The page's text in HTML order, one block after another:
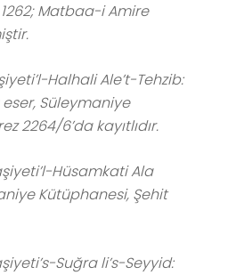
Matbaa-i Amire
Halhali Ale’t-Tehzib:
Süleymaniye
2264/6’da kayıtlıdır.
Hüsamkati Ala
Kütüphanesi, Şehit
Suğra li’s-Seyyid: